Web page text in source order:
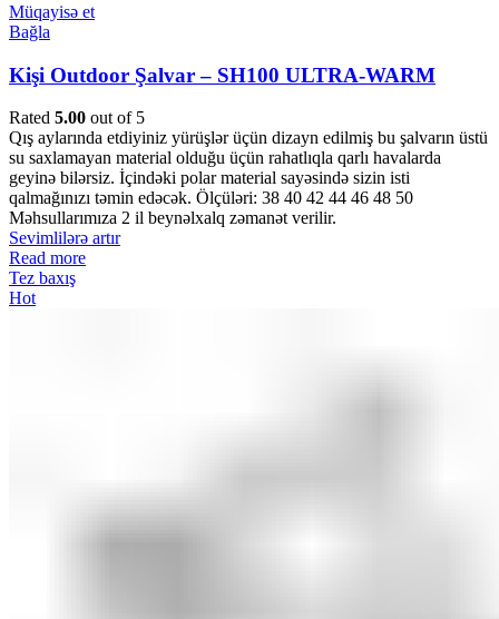
Müqayisə et
Bağla
Kişi Outdoor Şalvar – SH100 ULTRA-WARM
Rated 5.00 out of 5
Qış aylarında etdiyiniz yürüşlər üçün dizayn edilmiş bu şalvarın üstü
su saxlamayan material olduğu üçün rahatlıqla qarlı havalarda
geyinə bilərsiz. İçindəki polar material sayəsində sizin isti
qalmağınızı təmin edəcək. Ölçüləri: 38 40 42 44 46 48 50
Məhsullarımıza 2 il beynəlxalq zəmanət verilir.
Sevimlilərə artır
Read more
Tez baxış
Hot